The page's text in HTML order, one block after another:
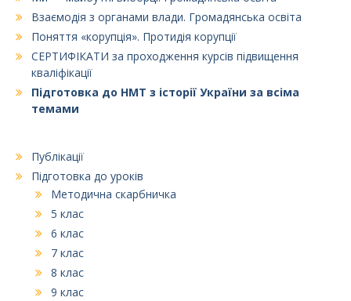
Взаємодія з органами влади. Громадянська освіта
Поняття «корупція». Протидія корупції
СЕРТИФІКАТИ за проходження курсів підвищення
кваліфікації
Підготовка до НМТ з історії України за всіма
темами
Публікації
Підготовка до уроків
Методична скарбничка
5 клас
6 клас
7 клас
8 клас
9 клас